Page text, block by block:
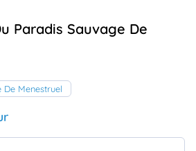
Paradis Sauvage De
Menestruel